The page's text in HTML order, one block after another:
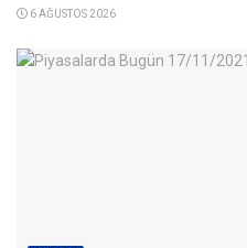
6 AĞUSTOS 2026